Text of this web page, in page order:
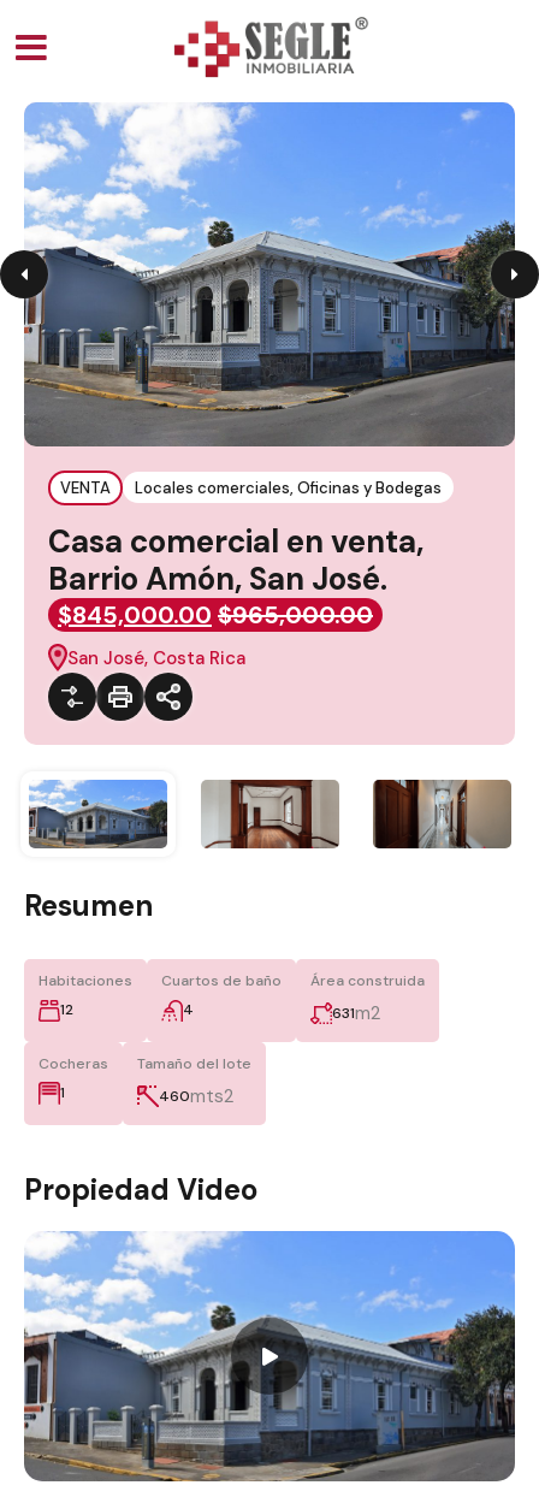
VENTA Locales comerciales, Oficinas y Bodegas
Casa comercial en venta,
Barrio Amón, San José.
$845,000.00 $965,000.00
San José, Costa Rica
Resumen
Habitaciones
12
Cuartos de baño
4
Área construida
631m2
Cocheras
1
Tamaño del lote
460mts2
Propiedad Video